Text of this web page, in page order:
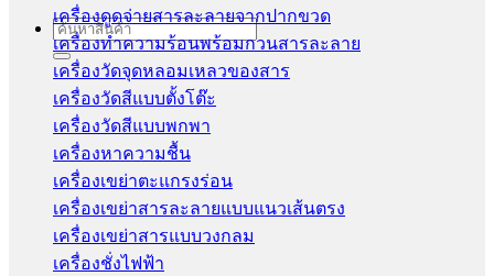
Search
for:
เครื่องดูดจ่ายสารละลายจากปากขวด
เครื่องทำความร้อนพร้อมกวนสารละลาย
เครื่องวัดจุดหลอมเหลวของสาร
เครื่องวัดสีแบบตั้งโต๊ะ
เครื่องวัดสีแบบพกพา
เครื่องหาความชื้น
เครื่องเขย่าตะแกรงร่อน
เครื่องเขย่าสารละลายแบบแนวเส้นตรง
เครื่องเขย่าสารแบบวงกลม
เครื่องชั่งไฟฟ้า